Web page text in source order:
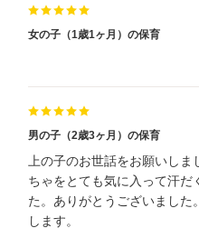
女の子（1歳1ヶ月）の保育
男の子（2歳3ヶ月）の保育
上の子のお世話をお願いしま
ちゃをとても気に入って汗だ
た。ありがとうございました
します。